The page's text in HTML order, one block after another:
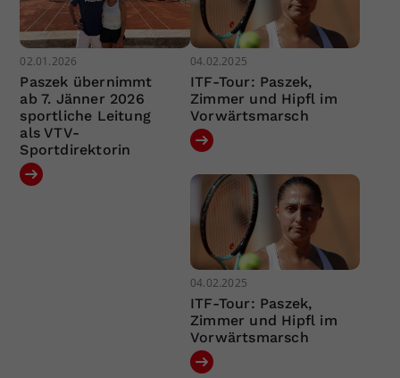
02.01.2026
Paszek übernimmt
ab 7. Jänner 2026
sportliche Leitung
als VTV-
Sportdirektorin
04.02.2025
ITF-Tour: Paszek,
Zimmer und Hipfl im
Vorwärtsmarsch
04.02.2025
ITF-Tour: Paszek,
Zimmer und Hipfl im
Vorwärtsmarsch